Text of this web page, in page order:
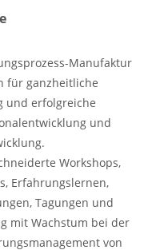
Manufaktur
für ganzheitliche
und erfolgreiche
und
Workshops,
Erfahrungslernen,
Tagungen und
mit Wachstum bei der
von